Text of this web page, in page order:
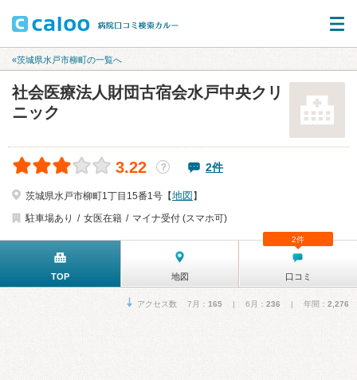
«茨城県水戸市柳町の一覧へ
社会医療法人財団古宿会水戸中央クリ
ニック
3.22 ？ 2件
茨城県水戸市柳町1丁目15番1号【地図 】
駐車場あり
女医在籍 マイナ受付 (スマホ可)
TOP 地図 口コミ
2件
アクセス数 7月： 165 | 6月： 236 | 年間： 2,276